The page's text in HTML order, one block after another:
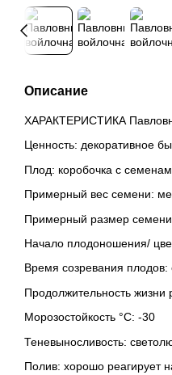
Описание
ХАРАКТЕРИСТИКА
Ценность: декоративное
Плод: коробочка с
Примерный вес семени:
Примерный размер
Начало плодоношения/
Время созревания плодов:
Продолжительность жизни
Морозостойкость °C: -30
Теневыносливость:
Полив: хорошо реагирует